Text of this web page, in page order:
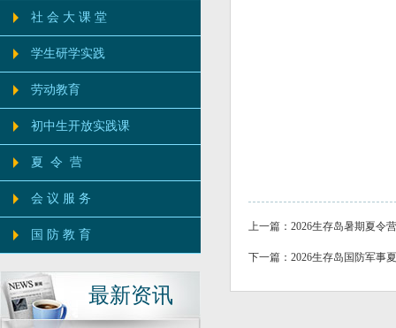
社 会 大 课 堂
学生研学实践
劳动教育
初中生开放实践课
夏 令 营
会 议 服 务
国 防 教 育
最新资讯
上一篇： 2026生存岛暑期夏令
下一篇： 2026生存岛国防军事